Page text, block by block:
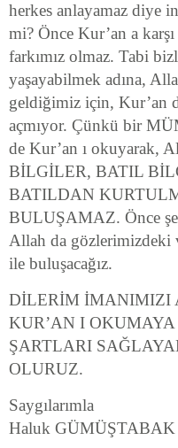
herkes anlayamaz diye
mi? Önce Kur’an a
farkımız olmaz. Tabi
yaşayabilmek adına,
geldiğimiz için, Kur’an
açmıyor. Çünkü bir
de Kur’an ı okuyarak,
BİLGİLER, BATIL
BATILDAN
BULUŞAMAZ. Önce
Allah da gözlerimizdeki
ile buluşacağız.
DİLERİM İMANIMIZI
KUR’AN I
ŞARTLARI
OLURUZ.
Saygılarımla
Haluk GÜMÜŞTABAK